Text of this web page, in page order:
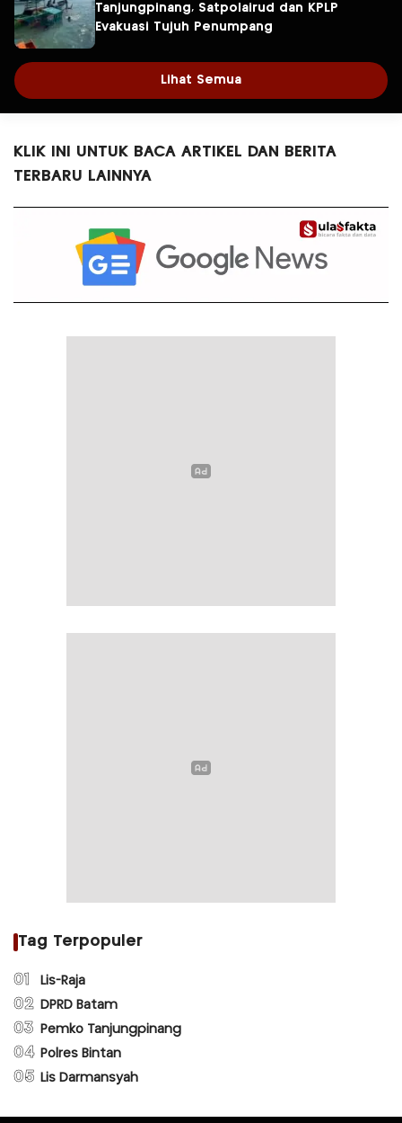
Tanjungpinang, Satpolairud dan KPLP
Evakuasi Tujuh Penumpang
Lihat Semua
KLIK INI UNTUK BACA ARTIKEL DAN BERITA
TERBARU LAINNYA
Tag Terpopuler
01 Lis-Raja
02 DPRD Batam
03 Pemko Tanjungpinang
04 Polres Bintan
05 Lis Darmansyah